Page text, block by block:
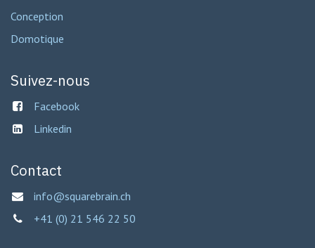
Conception
Domotique
Suivez-nous
Facebook
Linkedin
Contact
info@squarebrain.ch
+41 (0) 21 546 22 50